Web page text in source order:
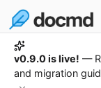
v0.9.0 is live! —
and migration